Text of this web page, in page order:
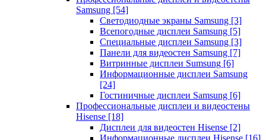
Samsung [54]
Светодиодные экраны Samsung [3]
Всепогодные дисплеи Samsung [5]
Специальные дисплеи Samsung [3]
Панели для видеостен Samsung [7]
Витринные дисплеи Sumsung [6]
Информационные дисплеи Samsung
[24]
Гостиничные дисплеи Samsung [6]
Профессиональные дисплеи и видеостены
Hisense [18]
Дисплеи для видеостен Hisense [2]
Информационные дисплеи Hisense [16]